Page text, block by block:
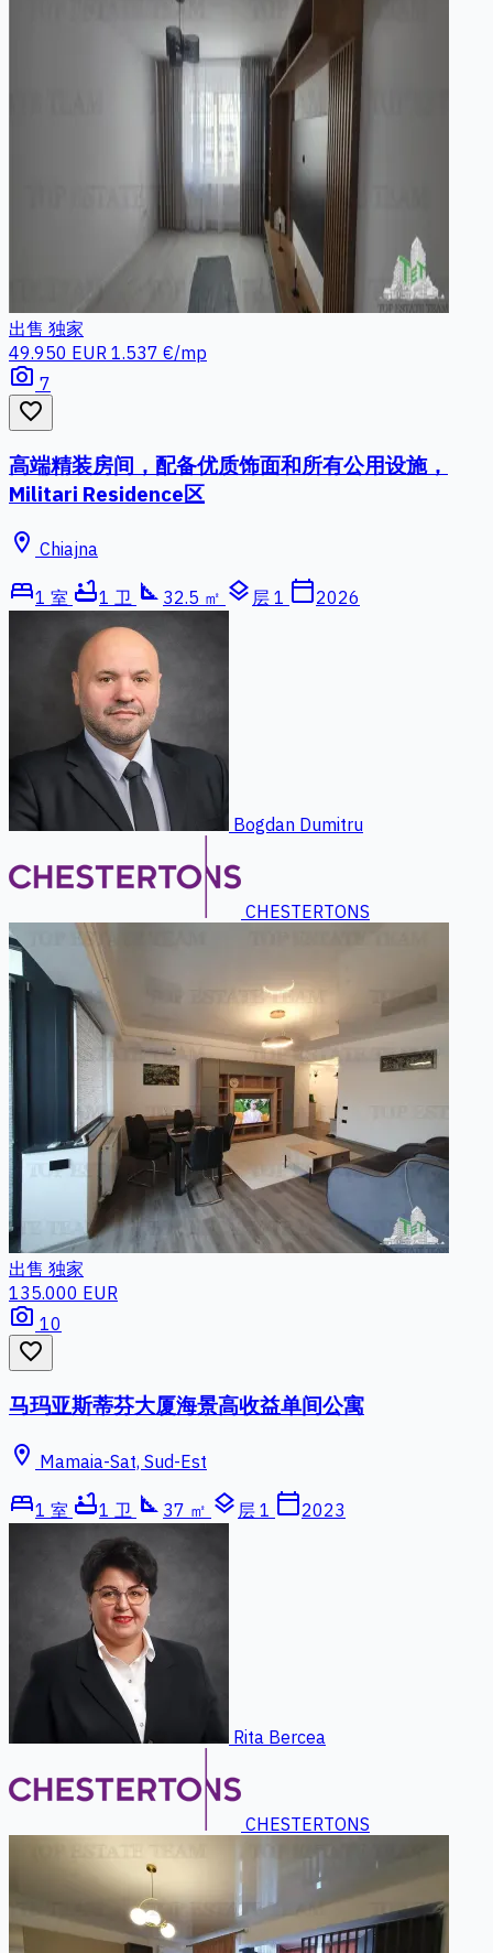
出售 独家
49.950 EUR 1.537 €/mp
photo_camera 7
favorite_border
高端精装房间，配备优质饰面和所有公用设施，
Militari Residence区
location_on Chiajna
bed1 室 bathtub1 卫 square_foot 32.5 ㎡ layers 层 1 calendar_today2026
Bogdan Dumitru
CHESTERTONS
出售 独家
135.000 EUR
photo_camera 10
favorite_border
马玛亚斯蒂芬大厦海景高收益单间公寓
location_on Mamaia-Sat, Sud-Est
bed1 室 bathtub1 卫 square_foot 37 ㎡ layers 层 1 calendar_today2023
Rita Bercea
CHESTERTONS